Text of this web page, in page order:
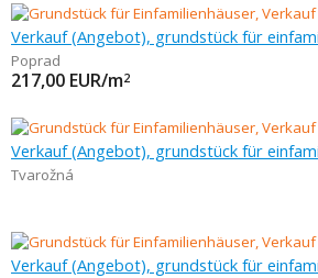
Verkauf (Angebot), grundstück für
Poprad
217,00 EUR/m2
Verkauf (Angebot), grundstück für
Tvarožná
Verkauf (Angebot), grundstück für